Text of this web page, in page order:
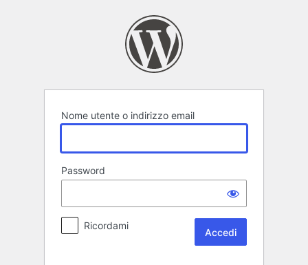
Nome utente o indirizzo email
Password
Ricordami